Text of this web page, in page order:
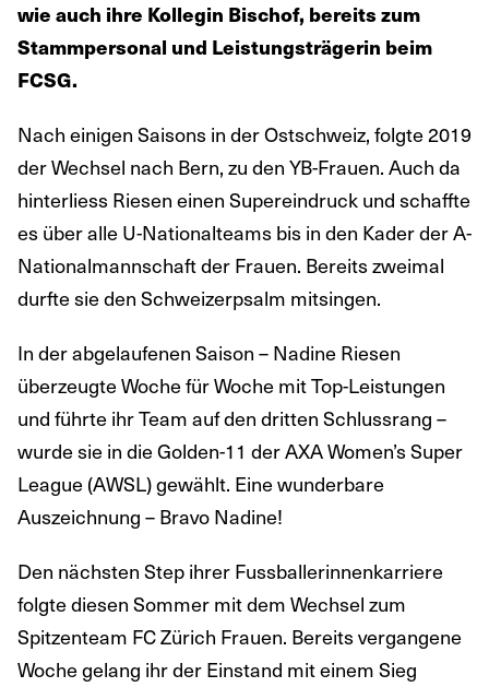
wie auch ihre Kollegin Bischof, bereits zum
Stammpersonal und Leistungsträgerin beim
FCSG.
Nach einigen Saisons in der Ostschweiz, folgte 2019
der Wechsel nach Bern, zu den YB-Frauen. Auch da
hinterliess Riesen einen Supereindruck und schaffte
es über alle U-Nationalteams bis in den Kader der A-
Nationalmannschaft der Frauen. Bereits zweimal
durfte sie den Schweizerpsalm mitsingen.
In der abgelaufenen Saison – Nadine Riesen
überzeugte Woche für Woche mit Top-Leistungen
und führte ihr Team auf den dritten Schlussrang –
wurde sie in die Golden-11 der AXA Women’s Super
League (AWSL) gewählt. Eine wunderbare
Auszeichnung – Bravo Nadine!
Den nächsten Step ihrer Fussballerinnenkarriere
folgte diesen Sommer mit dem Wechsel zum
Spitzenteam FC Zürich Frauen. Bereits vergangene
Woche gelang ihr der Einstand mit einem Sieg